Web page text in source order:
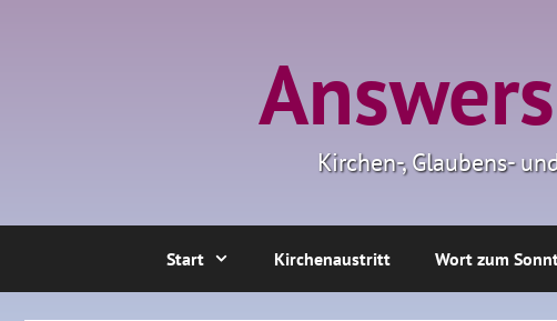
Kirchen-, Glaubens-
Start Kirchenaustritt Wort zum